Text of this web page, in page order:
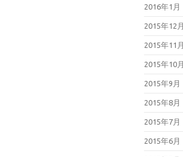
2016年1月
2015年12月
2015年11月
2015年10月
2015年9月
2015年8月
2015年7月
2015年6月